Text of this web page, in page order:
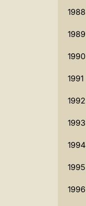
1988
1989
1990
1991
1992
1993
1994
1995
1996